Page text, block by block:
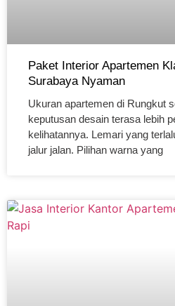
Paket Interior Apartemen
Surabaya Nyaman
Ukuran apartemen di Rungkut
keputusan desain terasa lebih
kelihatannya. Lemari yang
jalur jalan. Pilihan warna yang